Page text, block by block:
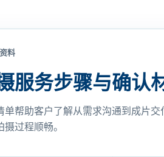
料
服务步骤与确认
单帮助客户了解从需求沟通到成片
摄过程顺畅。